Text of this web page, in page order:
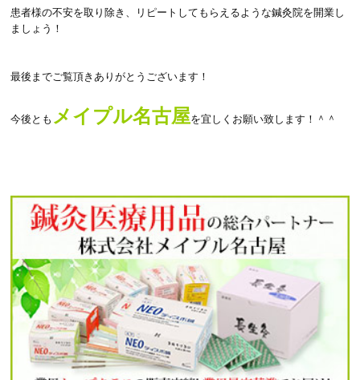
患者様の不安を取り除き、リピートしてもらえるような鍼灸院を開業し
ましょう！
最後までご覧頂きありがとうございます！
今後とも メイプル名古屋を宜しくお願い致します！＾＾